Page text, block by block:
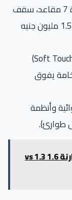
على سيارة 7 مقاعد، سقف
بانوراما، وشاشات عملاقة بسعر أقل من 1.5 مليون جنيه
الخامات الداخلية (Soft Touch)
يفوق
هوائية وأنظمة
أعطال محرك رينو ميجان مقارنة 1.6 vs 1.3